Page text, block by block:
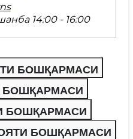
14:00 - 16:00
БОШҚАРМАСИ
БОШҚАРМАСИ
БОШҚАРМАСИ
БОШҚАРМАСИ